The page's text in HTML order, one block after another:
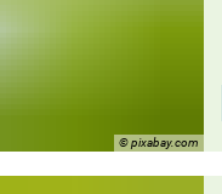
© pixabay.com